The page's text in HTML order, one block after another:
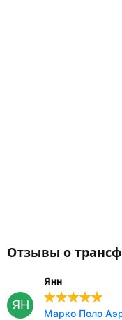
Отзывы о
ЯН
Янн
Марко Поло